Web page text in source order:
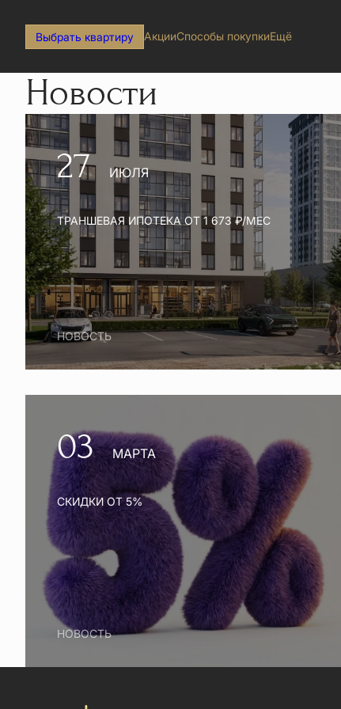
Выбрать квартиру АкцииСпособы покупкиЕщё
Новости
27
ИЮЛЯ
ТРАНШЕВАЯ ИПОТЕКА ОТ 1 673 ₽/МЕС
НОВОСТЬ
03 МАРТА
СКИДКИ ОТ 5%
НОВОСТЬ